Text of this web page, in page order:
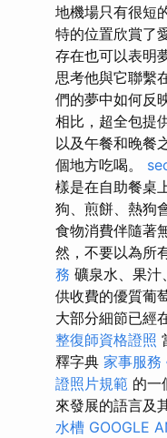
地機場只有很短
特的位置欣賞了
存在也可以表明
思考他與它聯繫
們的夢中如何反
相比，超全包提
以及午餐和晚餐
個地方吃喝。
樣是在自助餐桌
狗、煎餅、熱狗
食物消費伴隨著
然，不要以為所
務 礦泉水、果汁
供收費的優質葡
大部分細節已經
整復師資格證照
釋字典 家事服務
證照片規範 的一
來發展的語言及
水槽 GOOGLE